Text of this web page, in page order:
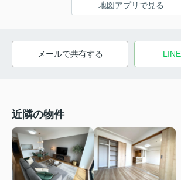
地図アプリで見る
メールで共有する
近隣の物件